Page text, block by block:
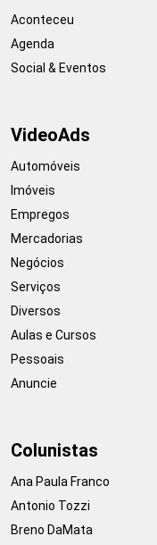
Aconteceu
Agenda
Social & Eventos
VideoAds
Automóveis
Imóveis
Empregos
Mercadorias
Negócios
Serviços
Diversos
Aulas e Cursos
Pessoais
Anuncie
Colunistas
Ana Paula Franco
Antonio Tozzi
Breno DaMata